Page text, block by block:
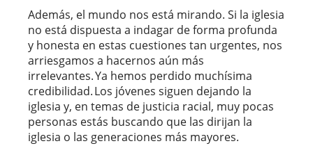
Además, el mundo nos está mirando. Si la iglesia
no está dispuesta a indagar de forma profunda
y honesta en estas cuestiones tan urgentes, nos
arriesgamos a hacernos aún más
irrelevantes. Ya hemos perdido muchísima
credibilidad. Los jóvenes siguen dejando la
iglesia y, en temas de justicia racial, muy pocas
personas estás buscando que las dirijan la
iglesia o las generaciones más mayores.